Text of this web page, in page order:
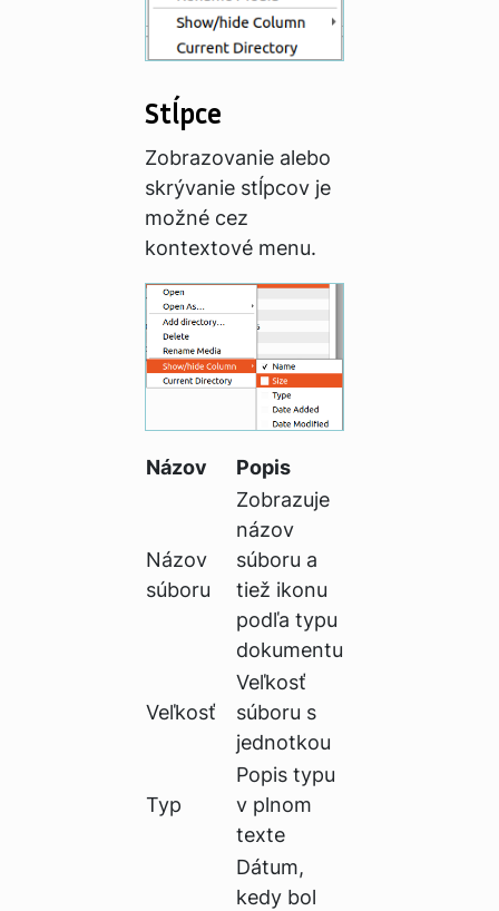
Stĺpce
Zobrazovanie alebo
skrývanie stĺpcov je
možné cez
kontextové menu.
Názov Popis
Názov
súboru
Zobrazuje
názov
súboru a
tiež ikonu
podľa typu
dokumentu
Veľkosť
Veľkosť
súboru s
jednotkou
Typ
Popis typu
v plnom
texte
Dátum,
kedy bol